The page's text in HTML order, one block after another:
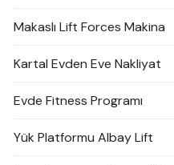
Makaslı Lift Forces Makina
Kartal Evden Eve Nakliyat
Evde Fitness Programı
Yük Platformu Albay Lift